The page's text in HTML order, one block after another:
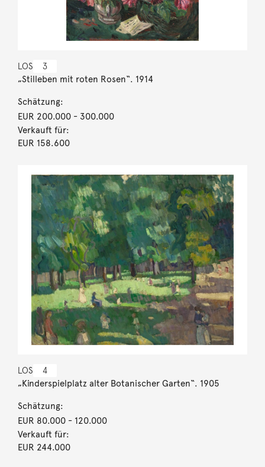
LOS 3
„Stilleben mit roten Rosen“. 1914
Schätzung:
EUR 200.000- 300.000
Verkauft für:
EUR 158.600
LOS 4
„Kinderspielplatz alter Botanischer Garten“. 1905
Schätzung:
EUR 80.000- 120.000
Verkauft für:
EUR 244.000